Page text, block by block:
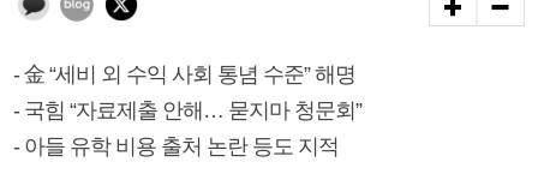
- 金 “세비 외 수익 사회 통념 수준” 해명
- 국힘 “자료제출 안해… 묻지마 청문회”
- 아들 유학 비용 출처 논란 등도 지적